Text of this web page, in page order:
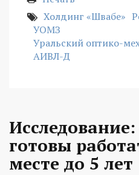
Холдинг «Швабе»
УОМЗ
Уральский оптико-
АИВЛ-Д
готовы
месте до 5 лет